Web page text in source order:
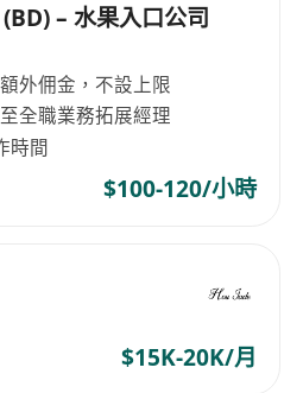
– 水果入口公司
外佣金，不設上限
全職業務拓展經理
時間
$100-120/小時
$15K-20K/月